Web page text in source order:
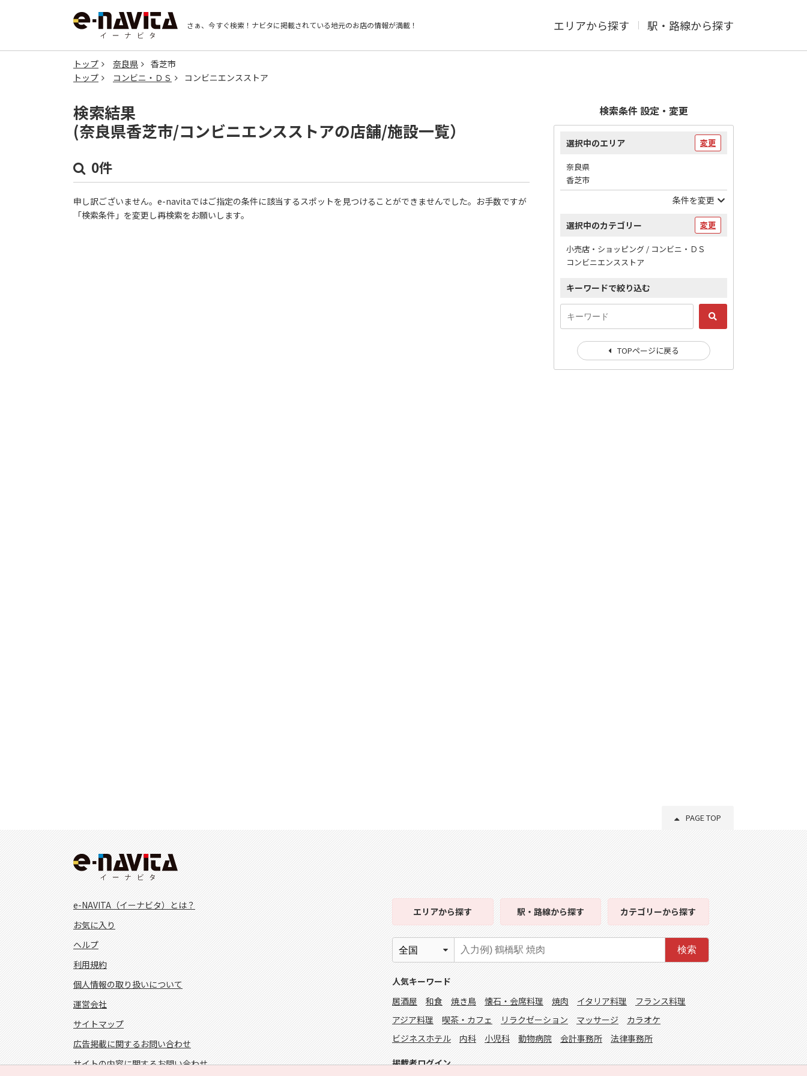
さぁ、今すぐ検索！ ナビタに掲載されている地元のお店の情報が満載！ エリアから探す 駅・路線から探す
トップ 奈良県
香芝市
トップ
コンビニ・ＤＳ コンビニエンスストア
検索結果
(奈良県香芝市/コンビニエンスストアの店舗/施設一覧）
0件
申し訳ございません。e-navitaではご指定の条件に該当するスポットを見つけることができませんでした。お手数ですが
「検索条件」を変更し再検索をお願いします。
検索条件 設定・変更
選択中のエリア 変更
奈良県
香芝市
条件を変更
選択中のカテゴリー 変更
小売店・ショッピング / コンビニ・ＤＳ
コンビニエンスストア
キーワードで絞り込む
TOPページに戻る
PAGE TOP
e-NAVITA（イーナビタ）とは？
お気に入り
ヘルプ
利用規約
個人情報の取り扱いについて
運営会社
サイトマップ
広告掲載に関するお問い合わせ
サイトの内容に関するお問い合わせ
エリアから探す 駅・路線から探す カテゴリーから探す
検索
人気キーワード
居酒屋
和食 焼き鳥 懐石・会席料理 焼肉 イタリア料理
フランス料理
アジア料理
喫茶・カフェ リラクゼーション マッサージ
カラオケ
ビジネスホテル
内科 小児科 動物病院 会計事務所 法律事務所
掲載者ログイン